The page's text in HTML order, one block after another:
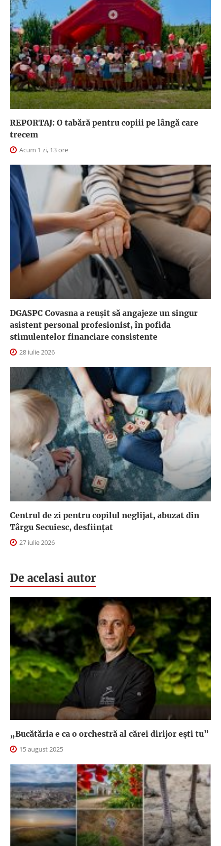
REPORTAJ: O tabără pentru copiii pe lângă care
trecem
Acum 1 zi, 13 ore
DGASPC Covasna a reuşit să angajeze un singur
asistent personal profesionist, în pofida
stimulentelor financiare consistente
28 iulie 2026
Centrul de zi pentru copilul neglijat, abuzat din
Târgu Secuiesc, desfiinţat
27 iulie 2026
De acelasi autor
„Bucătăria e ca o orchestră al cărei dirijor ești tu”
15 august 2025